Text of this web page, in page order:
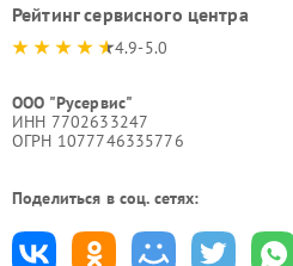
Рейтинг сервисного центра
4.9-5.0
ООО "Русервис"
ИНН 7702633247
ОГРН 1077746335776
Поделиться в соц. сетях: